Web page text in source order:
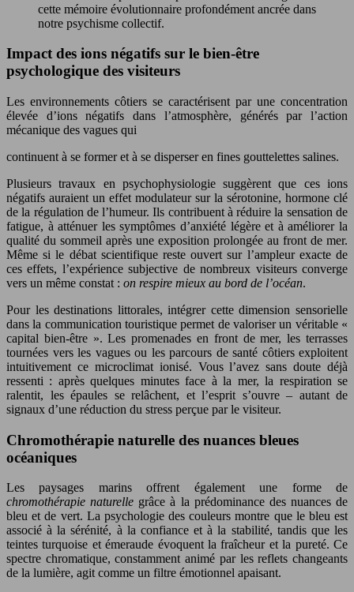
cette mémoire évolutionnaire profondément ancrée dans
notre psychisme collectif.
Impact des ions négatifs sur le bien-être
psychologique des visiteurs
Les environnements côtiers se caractérisent par une concentration
élevée d’ions négatifs dans l’atmosphère, générés par l’action
mécanique des vagues qui
continuent à se former et à se disperser en fines gouttelettes salines.
Plusieurs travaux en psychophysiologie suggèrent que ces ions
négatifs auraient un effet modulateur sur la sérotonine, hormone clé
de la régulation de l’humeur. Ils contribuent à réduire la sensation de
fatigue, à atténuer les symptômes d’anxiété légère et à améliorer la
qualité du sommeil après une exposition prolongée au front de mer.
Même si le débat scientifique reste ouvert sur l’ampleur exacte de
ces effets, l’expérience subjective de nombreux visiteurs converge
vers un même constat : on respire mieux au bord de l’océan.
Pour les destinations littorales, intégrer cette dimension sensorielle
dans la communication touristique permet de valoriser un véritable «
capital bien-être ». Les promenades en front de mer, les terrasses
tournées vers les vagues ou les parcours de santé côtiers exploitent
intuitivement ce microclimat ionisé. Vous l’avez sans doute déjà
ressenti : après quelques minutes face à la mer, la respiration se
ralentit, les épaules se relâchent, et l’esprit s’ouvre – autant de
signaux d’une réduction du stress perçue par le visiteur.
Chromothérapie naturelle des nuances bleues
océaniques
Les paysages marins offrent également une forme de
chromothérapie naturelle grâce à la prédominance des nuances de
bleu et de vert. La psychologie des couleurs montre que le bleu est
associé à la sérénité, à la confiance et à la stabilité, tandis que les
teintes turquoise et émeraude évoquent la fraîcheur et la pureté. Ce
spectre chromatique, constamment animé par les reflets changeants
de la lumière, agit comme un filtre émotionnel apaisant.